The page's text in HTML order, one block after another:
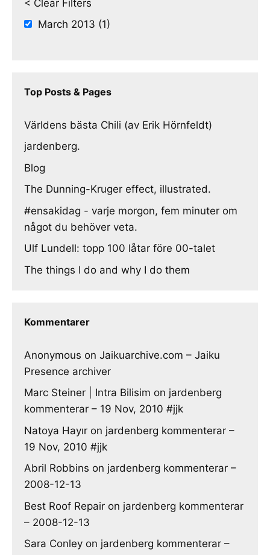
< Clear Filters
March 2013 (1)
Top Posts & Pages
Världens bästa Chili (av Erik Hörnfeldt)
jardenberg.
Blog
The Dunning-Kruger effect, illustrated.
#ensakidag - varje morgon, fem minuter om
något du behöver veta.
Ulf Lundell: topp 100 låtar före 00-talet
The things I do and why I do them
Kommentarer
Anonymous on Jaikuarchive.com – Jaiku
Presence archiver
Marc Steiner | Intra Bilisim on jardenberg
kommenterar – 19 Nov, 2010 #jjk
Natoya Hayır on jardenberg kommenterar –
19 Nov, 2010 #jjk
Abril Robbins on jardenberg kommenterar –
2008-12-13
Best Roof Repair on jardenberg kommenterar
– 2008-12-13
Sara Conley on jardenberg kommenterar –